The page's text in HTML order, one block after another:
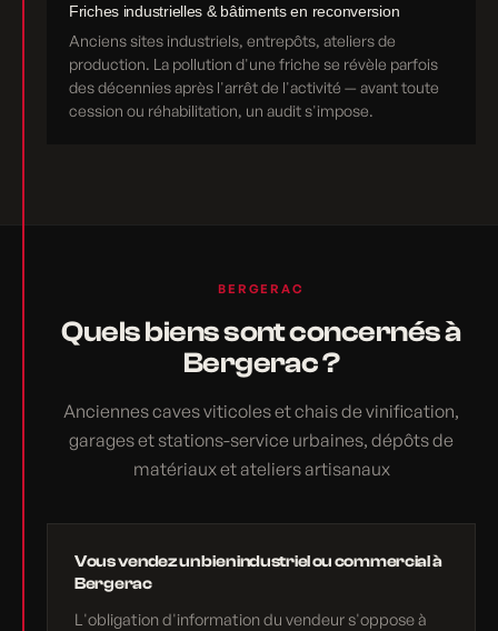
Friches industrielles & bâtiments en reconversion
Anciens sites industriels, entrepôts, ateliers de
production. La pollution d'une friche se révèle parfois
des décennies après l'arrêt de l'activité — avant toute
cession ou réhabilitation, un audit s'impose.
BERGERAC
Quels biens sont concernés à
Bergerac ?
Anciennes caves viticoles et chais de vinification,
garages et stations-service urbaines, dépôts de
matériaux et ateliers artisanaux
Vous vendez un bien industriel ou commercial à
Bergerac
L'obligation d'information du vendeur s'oppose à